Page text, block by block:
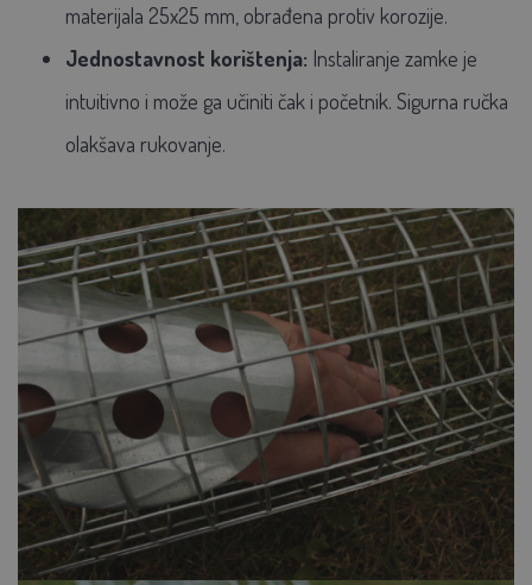
materijala 25x25 mm, obrađena protiv korozije.
Jednostavnost korištenja: Instaliranje zamke je
intuitivno i može ga učiniti čak i početnik. Sigurna ručka
olakšava rukovanje.